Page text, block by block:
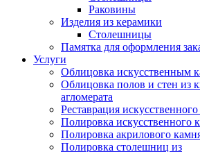
Раковины
Изделия из керамики
Столешницы
Памятка для оформления
Услуги
Облицовка искусственным
Облицовка полов и стен из
агломерата
Реставрация
Полировка искусственного
Полировка акрилового
Полировка столешниц из